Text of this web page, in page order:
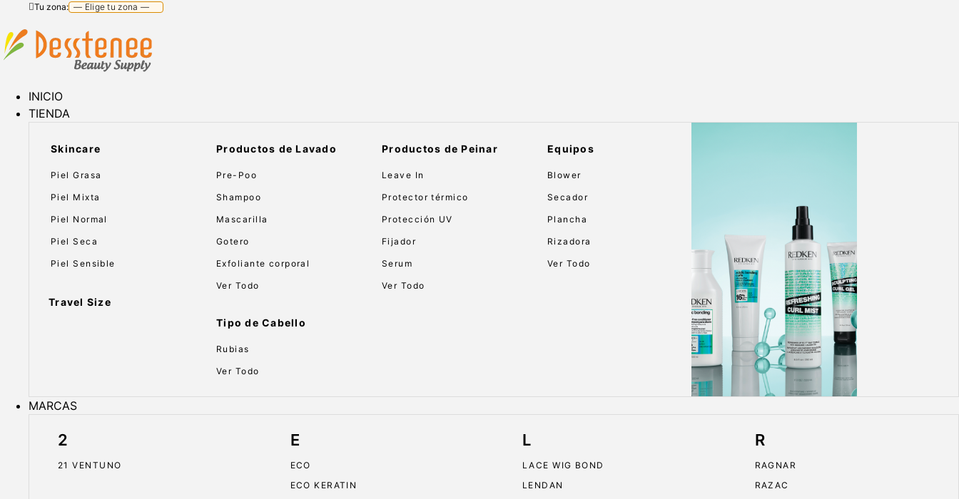
Tu zona:
INICIO
TIENDA
Skincare
Piel Grasa
Piel Mixta
Piel Normal
Piel Seca
Piel Sensible
Travel Size
Productos de Lavado
Pre-Poo
Shampoo
Mascarilla
Gotero
Exfoliante corporal
Ver Todo
Tipo de Cabello
Rubias
Ver Todo
Productos de Peinar
Leave In
Protector térmico
Protección UV
Fijador
Serum
Ver Todo
Equipos
Blower
Secador
Plancha
Rizadora
Ver Todo
MARCAS
2
21 VENTUNO
E
ECO
ECO KERATIN
L
LACE WIG BOND
LENDAN
R
RAGNAR
RAZAC